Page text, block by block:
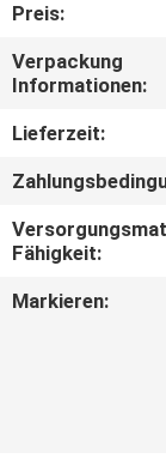
TRETEN
SIE
MIT
UNS
Preis:
Verpackung
Informationen:
Lieferzeit:
Fähigkeit:
Markieren: